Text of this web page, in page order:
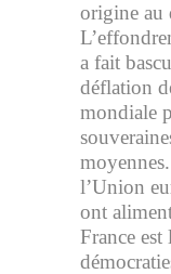
origine au
a fait
déflation
mondiale
l’Union
ont
France est